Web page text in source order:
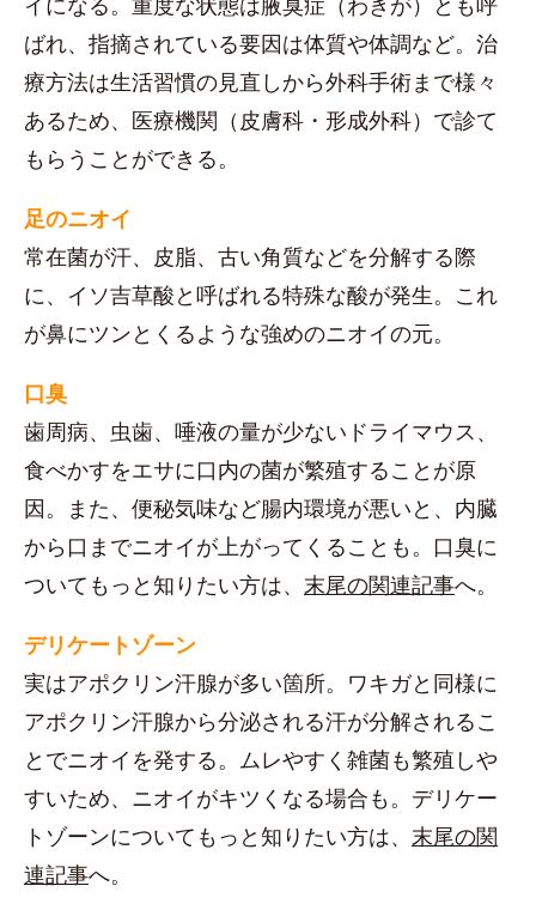
ばれ、指摘されている要因は体質や体調など。治
療方法は生活習慣の見直しから外科手術まで様々
あるため、医療機関（皮膚科・形成外科）で診て
もらうことができる。
足のニオイ
常在菌が汗、皮脂、古い角質などを分解する際
に、イソ吉草酸と呼ばれる特殊な酸が発生。これ
が鼻にツンとくるような強めのニオイの元。
口臭
歯周病、虫歯、唾液の量が少ないドライマウス、
食べかすをエサに口内の菌が繁殖することが原
因。また、便秘気味など腸内環境が悪いと、内臓
から口までニオイが上がってくることも。口臭に
ついてもっと知りたい方は、 末尾の関連記事へ。
デリケートゾーン
実はアポクリン汗腺が多い箇所。ワキガと同様に
アポクリン汗腺から分泌される汗が分解されるこ
とでニオイを発する。ムレやすく雑菌も繁殖しや
すいため、ニオイがキツくなる場合も。デリケー
トゾーンについてもっと知りたい方は、 末尾の関
連記事へ。